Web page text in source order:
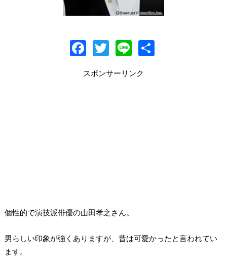
F
e
T
itt
Li
e
共
スポンサーリンク
個性的で演技派俳優の山田孝之さん。
男らしい印象が強くありますが、昔は可愛かったと言われてい
ます。